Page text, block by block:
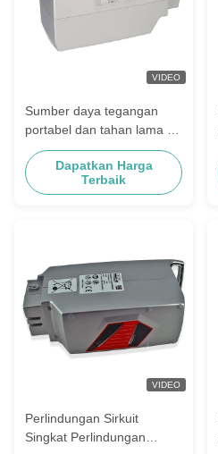
VIDEO
Sumber daya tegangan
portabel dan tahan lama -
Ringan 1.3lbs - Kapasitas
2.6AhDapatkan Harga
Terbaik
VIDEO
Perlindungan Sirkuit
Singkat Perlindungan